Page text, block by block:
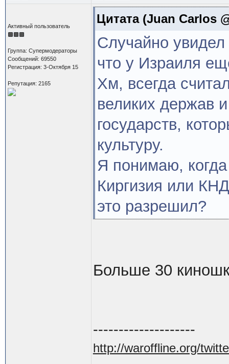
Активный пользователь
Группа: Супермодераторы
Сообщений: 69550
Регистрация: 3-Октября 15
Репутация: 2165
Цитата(Juan Carlos
Случайно увидел
что у Израиля
Хм, всегда
великих держав
государств,
культуру.
Я понимаю,
Киргизия или
это разрешил?
Больше 30
--------------------
http://waroffline.org/